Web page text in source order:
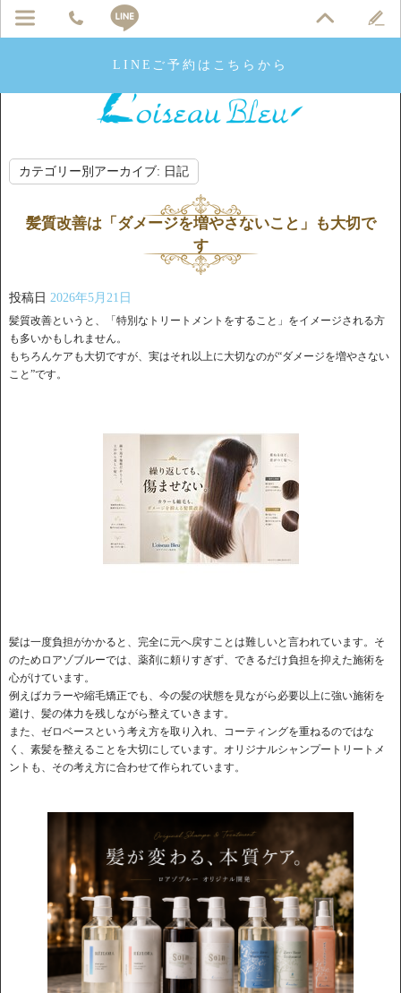
LINEご予約はこちらから
カテゴリー別アーカイブ: 日記
髪質改善は「ダメージを増やさないこと」も大切で
す
投稿日 2026年5月21日
髪質改善というと、「特別なトリートメントをすること」をイメージされる方
も多いかもしれません。
もちろんケアも大切ですが、実はそれ以上に大切なのが“ダメージを増やさない
こと”です。
髪は一度負担がかかると、完全に元へ戻すことは難しいと言われています。そ
のためロアゾブルーでは、薬剤に頼りすぎず、できるだけ負担を抑えた施術を
心がけています。
例えばカラーや縮毛矯正でも、今の髪の状態を見ながら必要以上に強い施術を
避け、髪の体力を残しながら整えていきます。
また、ゼロベースという考え方を取り入れ、コーティングを重ねるのではな
く、素髪を整えることを大切にしています。オリジナルシャンプートリートメ
ントも、その考え方に合わせて作られています。